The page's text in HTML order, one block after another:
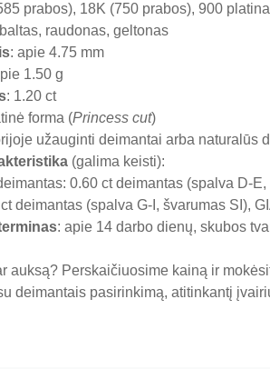
prabos), 18K (750 prabos), 900 platina
raudonas, geltonas
: apie 4.75 mm
1.50 g
: 1.20 ct
forma (Princess cut)
užauginti deimantai arba naturalūs
(galima keisti):
0.60 ct deimantas (spalva D-
deimantas (spalva G-I, švarumas SI),
: apie 14 darbo dienų, skubos
auksą? Perskaičiuosime kainą ir
deimantais pasirinkimą, atitinkantį